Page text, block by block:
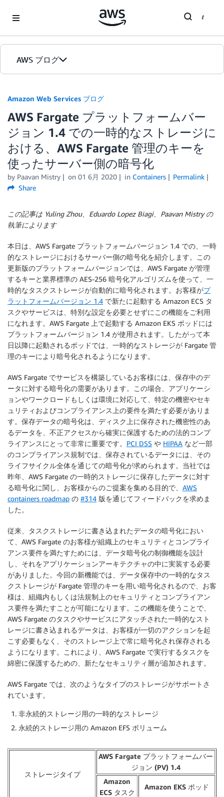
AWS ブログ
カテゴリ
エディション
Amazon Web Services ブログ
AWS Fargate プラットフォームバー
ジョン 1.4 での一時的なストレージに
おける、AWS Fargate 管理のキーを
使ったサーバー側の暗号化
by Paavan Mistry on 01 6月 2020 in Containers
Permalink
Share
この記事は Yuling Zhou、Eduardo Lopez Biagi、Paavan Mistry の
執筆によります
本日は、AWS Fargate プラットフォームバージョン 1.4 での、一時
的なストレージにおけるサーバー側の暗号化を紹介します。この
更新版のプラットフォームバージョンでは、AWS Fargate が管理
するキーと業界標準の AES-256 暗号化アルゴリズムを使って、一
時的なタスクストレージが自動的に暗号化されます。お客様がプ
ラットフォームバージョン 1.4 で新たに起動する Amazon ECS タ
スクやサービスは、特別な設定を必要とせずにこの機能をご利用
になれます。AWS Fargate 上で起動する Amazon EKS ポッドには
プラットフォームバージョン 1.4 が使用されます。したがって本
日以降に起動されるポッドでは、一時的なストレージが Fargate 管
理のキーにより暗号化されるようになります。
AWS Fargate でサービスを構築しているお客様には、保存中のデ
ータに対する暗号化の需要があります。この場合、アプリケーシ
ョンやワークロードもしくは環境に対応して、特定の機密やセキ
ュリティおよびコンプライアンス上の要件を満たす必要がありま
す。保存データの暗号化は、ディスク上に保存された機密性のあ
るデータを、不正アクセスから確実に保護するための法的コンプ
ライアンスにとって非常に重要です。 PCI DSS や HIPAA など一部
のコンプライアンス規制では、保存されているデータには、その
ライフサイクル全体を通じての暗号化が求められます。当社では
昨年、AWS Fargate の一時的ストレージに保存したデータに対す
る暗号化に関し、お客様からのご提案を集める目的で、 AWS
containers roadmap の #314 版を通じてフィードバックを求めま
した。
従来、タスクストレージに書き込まれたデータの暗号化におい
て、AWS Fargate のお客様が組織上のセキュリティとコンプライ
アンス要件を満たすためには、データ暗号化の制御機能を設計
し、それをアプリケーションアーキテクチャの中に実装する必要
がありました。今回の新機能では、データ保存中の一時的なタス
クストレージが Fargate 管理のキーを用い暗号化されるので、お客
様は、組織内もしくは法規制上のセキュリティとコンプライアン
ス要件を満たすことが可能になります。この機能を使うことで、
AWS Fargate のタスクやサービスにアタッチされた一時的なスト
レージに書き込まれるデータは、お客様が一切のアクションを起
こす必要もなく、そのストレージ上で常に暗号化され保存される
ようになります。これにより、AWS Fargate で実行するタスクを
綿密に保護するための、新たなセキュリティ層が追加されます。
AWS Fargate では、次のようなタイプのストレージがサポートさ
れています。
非永続的ストレージ用の一時的なストレージ
永続的ストレージ用の Amazon EFS ボリューム
ストレージタイプ
AWS Fargate プラットフォームバー
ジョン (PV) 1.4
Amazon
ECS タスク
Amazon EKS ポッド